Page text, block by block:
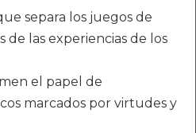
separa los juegos de
de las experiencias de los
el papel de
marcados por virtudes y